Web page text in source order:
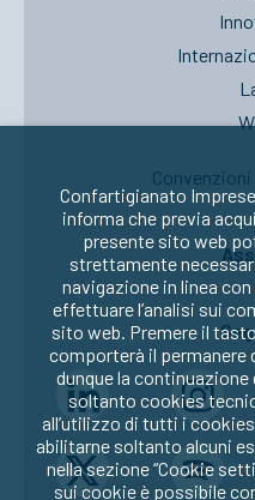
Confartigianato
informa che previa
presente sito web
strettamente
navigazione in linea con
effettuare l’analisi sui
sito web. Premere il
comporterà il permanere
dunque la
soltanto cookies
all’utilizzo di tutti i
abilitarne soltanto alcuni
nella sezione “Cookie
sui cookie è possibile